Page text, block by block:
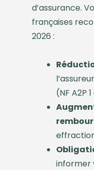
d’assurance.
françaises
2026 :
(NF A2P
informer